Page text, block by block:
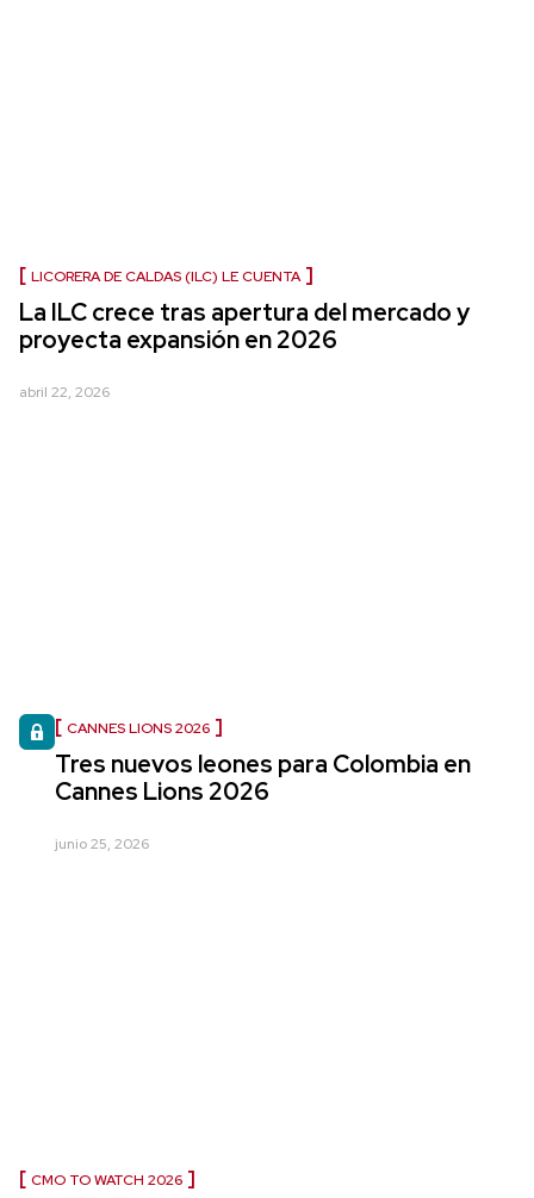
LICORERA DE CALDAS (ILC) LE CUENTA
La ILC crece tras apertura del mercado y
proyecta expansión en 2026
abril 22, 2026
CANNES LIONS 2026
Tres nuevos leones para Colombia en
Cannes Lions 2026
junio 25, 2026
CMO TO WATCH 2026